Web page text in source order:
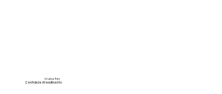
Central de Atendimento
(11) 4674-8150